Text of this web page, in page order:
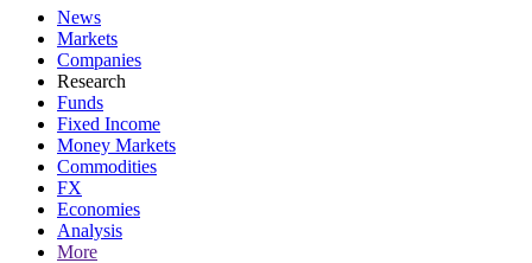
News
Markets
Companies
Research
Funds
Fixed Income
Money Markets
Commodities
FX
Economies
Analysis
More